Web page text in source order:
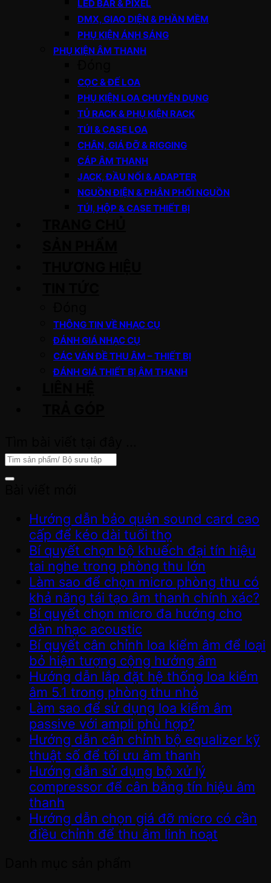
LED BAR & PIXEL
DMX, GIAO DIỆN & PHẦN MỀM
PHỤ KIỆN ÁNH SÁNG
PHỤ KIỆN ÂM THANH
CỌC & ĐẾ LOA
PHỤ KIỆN LOA CHUYÊN DỤNG
TỦ RACK & PHỤ KIỆN RACK
TÚI & CASE LOA
CHÂN, GIÁ ĐỠ & RIGGING
CÁP ÂM THANH
JACK, ĐẦU NỐI & ADAPTER
NGUỒN ĐIỆN & PHÂN PHỐI NGUỒN
TÚI, HỘP & CASE THIẾT BỊ
THÔNG TIN VỀ NHẠC CỤ
ĐÁNH GIÁ NHẠC CỤ
CÁC VẤN ĐỀ THU ÂM – THIẾT BỊ
ĐÁNH GIÁ THIẾT BỊ ÂM THANH
Hướng dẫn bảo quản sound card cao
cấp để kéo dài tuổi thọ
Bí quyết chọn bộ khuếch đại tín hiệu
tai nghe trong phòng thu lớn
Làm sao để chọn micro phòng thu có
khả năng tái tạo âm thanh chính xác?
Bí quyết chọn micro đa hướng cho
dàn nhạc acoustic
Bí quyết cân chỉnh loa kiểm âm để loại
bỏ hiện tượng cộng hưởng âm
Hướng dẫn lắp đặt hệ thống loa kiểm
âm 5.1 trong phòng thu nhỏ
Làm sao để sử dụng loa kiểm âm
passive với ampli phù hợp?
Hướng dẫn cân chỉnh bộ equalizer kỹ
thuật số để tối ưu âm thanh
Hướng dẫn sử dụng bộ xử lý
compressor để cân bằng tín hiệu âm
thanh
Hướng dẫn chọn giá đỡ micro có cần
điều chỉnh để thu âm linh hoạt